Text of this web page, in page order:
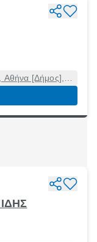
[Δήμος],